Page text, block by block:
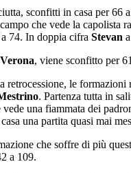
sconfitti in casa per 66
che vede la
74. In doppia cifra Stevan
, viene sconfitto per
retrocessione, le
. Partenza tutta in
una fiammata dei
una partita quasi mai
che soffre di più
a 109.